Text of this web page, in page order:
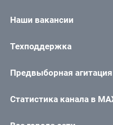
Наши вакансии
Техподдержка
Предвыборная агитация
Статистика канала в